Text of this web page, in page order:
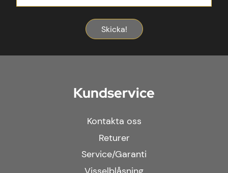
Skicka!
Kundservice
Kontakta oss
Returer
Service/Garanti